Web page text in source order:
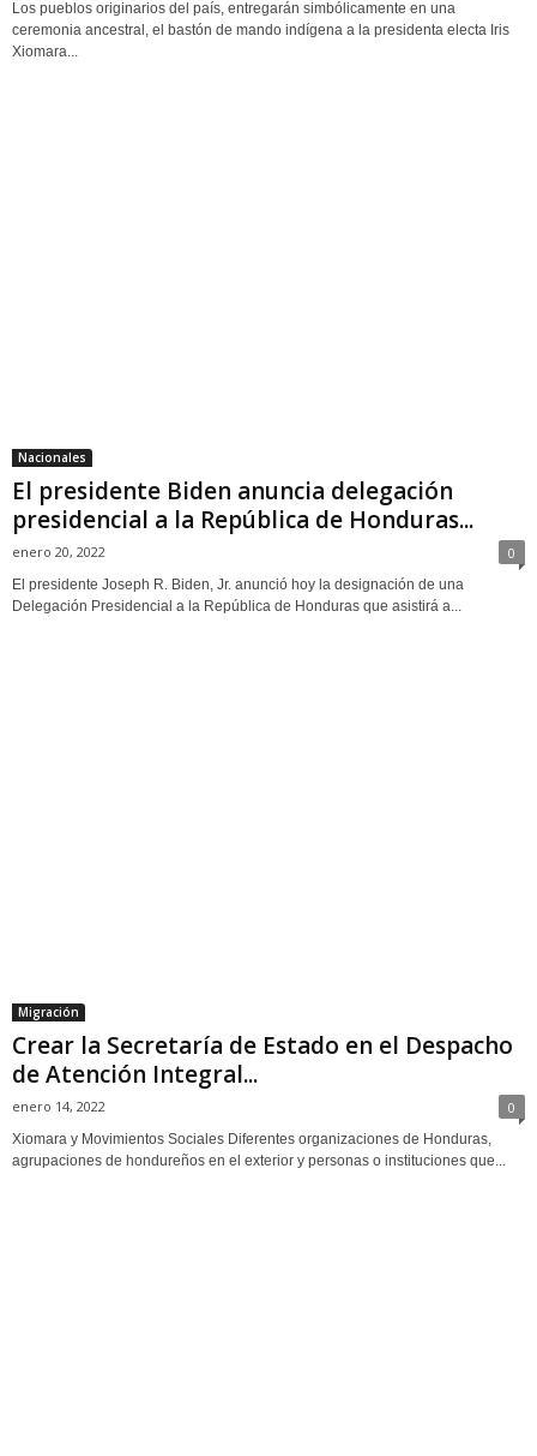
Los pueblos originarios del país, entregarán simbólicamente en una
ceremonia ancestral, el bastón de mando indígena a la presidenta electa Iris
Xiomara...
Nacionales
El presidente Biden anuncia delegación
presidencial a la República de Honduras...
enero 20, 2022 0
El presidente Joseph R. Biden, Jr. anunció hoy la designación de una
Delegación Presidencial a la República de Honduras que asistirá a...
Migración
Crear la Secretaría de Estado en el Despacho
de Atención Integral...
enero 14, 2022 0
Xiomara y Movimientos Sociales Diferentes organizaciones de Honduras,
agrupaciones de hondureños en el exterior y personas o instituciones que...